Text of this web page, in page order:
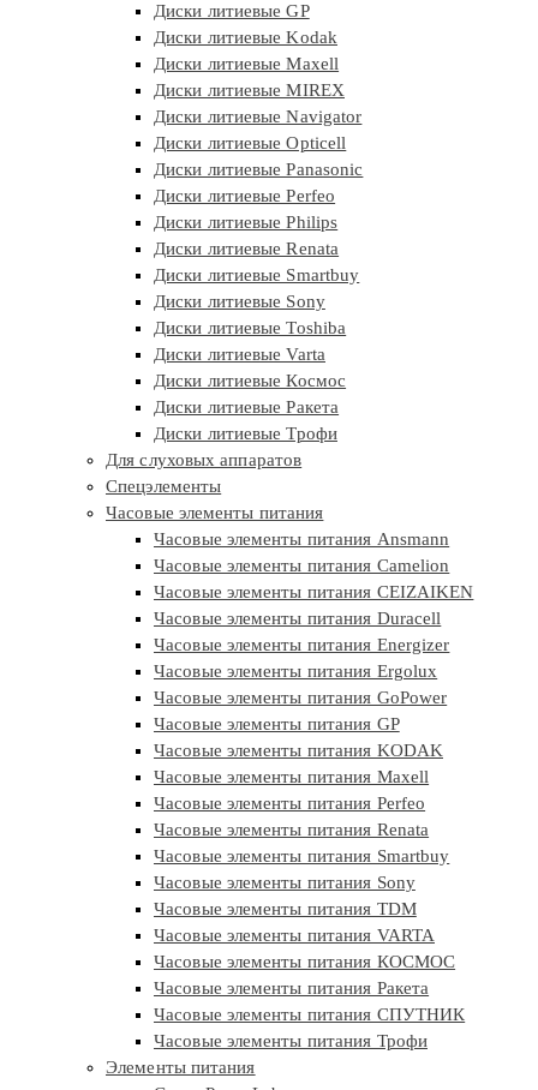
Диски литиевые GP
Диски литиевые Kodak
Диски литиевые Maxell
Диски литиевые MIREX
Диски литиевые Navigator
Диски литиевые Opticell
Диски литиевые Panasonic
Диски литиевые Perfeo
Диски литиевые Philips
Диски литиевые Renata
Диски литиевые Smartbuy
Диски литиевые Sony
Диски литиевые Toshiba
Диски литиевые Varta
Диски литиевые Космос
Диски литиевые Ракета
Диски литиевые Трофи
Для слуховых аппаратов
Спецэлементы
Часовые элементы питания
Часовые элементы питания Ansmann
Часовые элементы питания Camelion
Часовые элементы питания CEIZAIKEN
Часовые элементы питания Duracell
Часовые элементы питания Energizer
Часовые элементы питания Ergolux
Часовые элементы питания GoPower
Часовые элементы питания GP
Часовые элементы питания KODAK
Часовые элементы питания Maxell
Часовые элементы питания Perfeo
Часовые элементы питания Renata
Часовые элементы питания Smartbuy
Часовые элементы питания Sony
Часовые элементы питания TDM
Часовые элементы питания VARTA
Часовые элементы питания КОСМОС
Часовые элементы питания Ракета
Часовые элементы питания СПУТНИК
Часовые элементы питания Трофи
Элементы питания